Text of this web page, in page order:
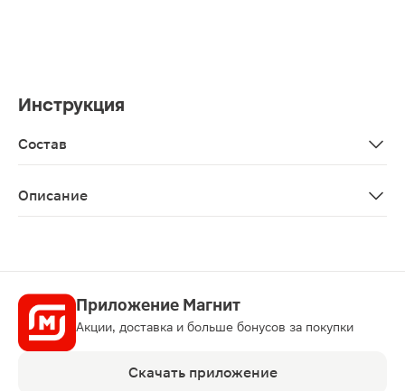
Инструкция
Состав
Описание
Приложение Магнит
Акции, доставка и больше бонусов за покупки
Скачать приложение